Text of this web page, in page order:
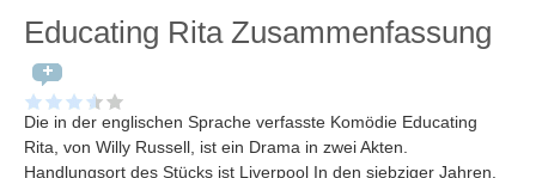
Educating Rita Zusammenfassung
Die in der englischen Sprache verfasste Komödie Educating
Rita, von Willy Russell, ist ein Drama in zwei Akten.
Handlungsort des Stücks ist Liverpool In den siebziger Jahren.